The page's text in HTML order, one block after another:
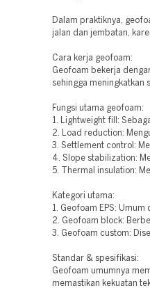
Dalam praktiknya,
jalan dan jembatan,
Cara kerja geofoam:
Geofoam bekerja
sehingga meningkatkan
Fungsi utama geofoam:
1. Lightweight fill:
2. Load reduction:
3. Settlement control:
4. Slope stabilization:
5. Thermal insulation:
Kategori utama:
1. Geofoam EPS:
2. Geofoam block:
3. Geofoam custom:
Standar & spesifikasi:
Geofoam umumnya
memastikan kekuatan